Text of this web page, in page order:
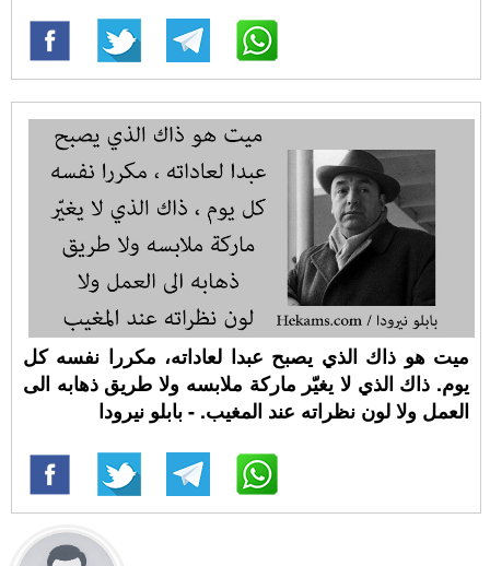
ميت هو ذاك الذي يصبح عبدا لعاداته، مكررا نفسه كل
يوم. ذاك الذي لا يغيّر ماركة ملابسه ولا طريق ذهابه الى
العمل ولا لون نظراته عند المغيب. - بابلو نيرودا